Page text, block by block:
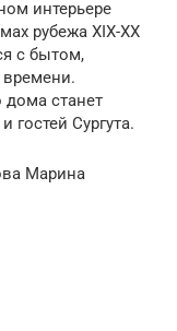
интерьере
рубежа XIX-XX
с бытом,
дома станет
Сургута.
Марина